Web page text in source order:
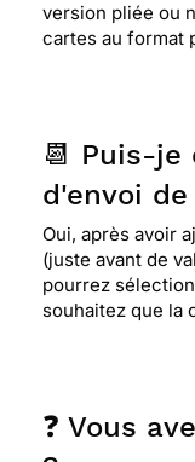
version pliée ou
cartes au format
📆 Puis-
d'envoi
Oui, après avoir
(juste avant de
pourrez
souhaitez que la
❓ Vous